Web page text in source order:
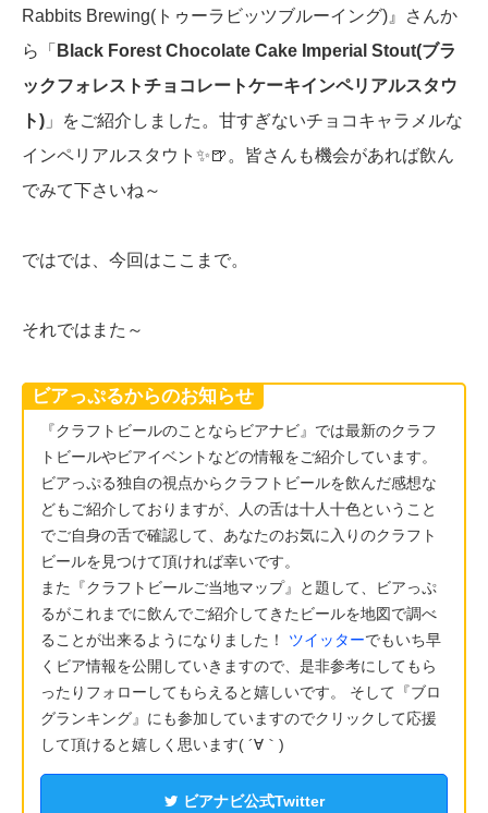
Rabbits Brewing(トゥーラビッツブルーイング)』さんか
ら「 Black Forest Chocolate Cake Imperial Stout(ブラ
ックフォレストチョコレートケーキインペリアルスタウ
ト) 」をご紹介しました。甘すぎないチョコキャラメルな
インペリアルスタウト✨🍺。皆さんも機会があれば飲ん
でみて下さいね～
ではでは、今回はここまで。
それではまた～
ビアっぷるからのお知らせ
『クラフトビールのことならビアナビ』では最新のクラフ
トビールやビアイベントなどの情報をご紹介しています。
ビアっぷる独自の視点からクラフトビールを飲んだ感想な
どもご紹介しておりますが、人の舌は十人十色ということ
でご自身の舌で確認して、あなたのお気に入りのクラフト
ビールを見つけて頂ければ幸いです。
また『クラフトビールご当地マップ』と題して、ビアっぷ
るがこれまでに飲んでご紹介してきたビールを地図で調べ
ることが出来るようになりました！ ツイッターでもいち早
くビア情報を公開していきますので、是非参考にしてもら
ったりフォローしてもらえると嬉しいです。 そして『ブロ
グランキング』にも参加していますのでクリックして応援
して頂けると嬉しく思います( ´∀｀)
ビアナビ公式Twitter